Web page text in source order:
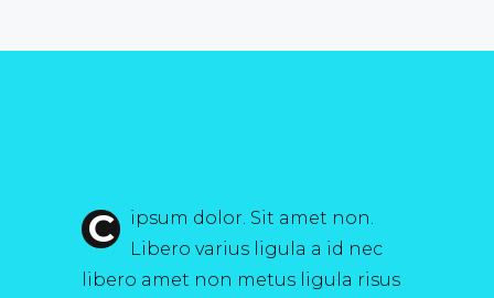
C
ipsum dolor. Sit amet non.
Libero varius ligula a id nec
libero amet non metus ligula risus